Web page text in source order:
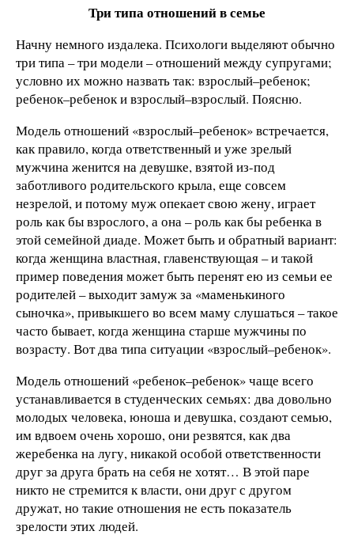
Три типа отношений в семье
Начну немного издалека. Психологи выделяют обычно
три типа – три модели – отношений между супругами;
условно их можно назвать так: взрослый–ребенок;
ребенок–ребенок и взрослый–взрослый. Поясню.
Модель отношений «взрослый–ребенок» встречается,
как правило, когда ответственный и уже зрелый
мужчина женится на девушке, взятой из-под
заботливого родительского крыла, еще совсем
незрелой, и потому муж опекает свою жену, играет
роль как бы взрослого, а она – роль как бы ребенка в
этой семейной диаде. Может быть и обратный вариант:
когда женщина властная, главенствующая – и такой
пример поведения может быть перенят ею из семьи ее
родителей – выходит замуж за «маменькиного
сыночка», привыкшего во всем маму слушаться – такое
часто бывает, когда женщина старше мужчины по
возрасту. Вот два типа ситуации «взрослый–ребенок».
Модель отношений «ребенок–ребенок» чаще всего
устанавливается в студенческих семьях: два довольно
молодых человека, юноша и девушка, создают семью,
им вдвоем очень хорошо, они резвятся, как два
жеребенка на лугу, никакой особой ответственности
друг за друга брать на себя не хотят… В этой паре
никто не стремится к власти, они друг с другом
дружат, но такие отношения не есть показатель
зрелости этих людей.